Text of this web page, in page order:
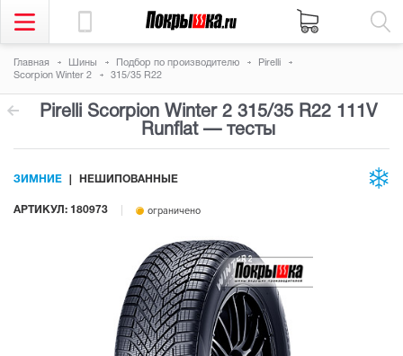
Главная Шины Подбор по производителю
Pirelli
Scorpion Winter 2
315/35 R22
Pirelli Scorpion Winter 2 315/35 R22 111V
Runflat — тесты
АРТИКУЛ: 180973 ограничено
ЗИМНИЕ НЕШИПОВАННЫЕ